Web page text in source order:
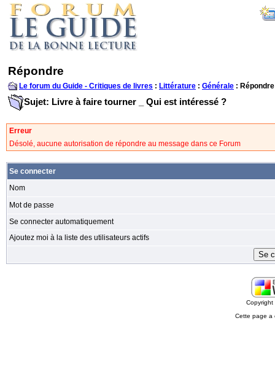
Répondre
Le forum du Guide - Critiques de livres : Littérature : Générale : Répondre
Sujet: Livre à faire tourner _ Qui est intéressé ?
Erreur
Désolé, aucune autorisation de répondre au message dans ce Forum
Se connecter
Nom
Mot de passe
Se connecter automatiquement
Ajoutez moi à la liste des utilisateurs actifs
Cette page a